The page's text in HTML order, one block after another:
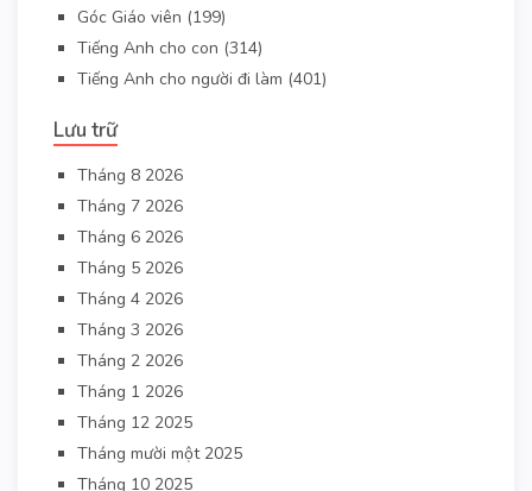
Góc Giáo viên (199)
Tiếng Anh cho con (314)
Tiếng Anh cho người đi làm (401)
Lưu trữ
Tháng 8 2026
Tháng 7 2026
Tháng 6 2026
Tháng 5 2026
Tháng 4 2026
Tháng 3 2026
Tháng 2 2026
Tháng 1 2026
Tháng 12 2025
Tháng mười một 2025
Tháng 10 2025